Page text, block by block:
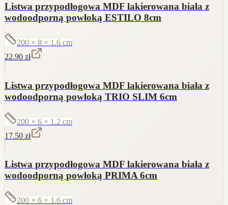
Listwa przypodłogowa MDF lakierowana biała z
wodoodporną powłoką ESTILO 8cm
200 × 8 × 1.6 cm
22.90 zł
Listwa przypodłogowa MDF lakierowana biała z
wodoodporną powłoką TRIO SLIM 6cm
200 × 6 × 1.2 cm
17.50 zł
Listwa przypodłogowa MDF lakierowana biała z
wodoodporną powłoką PRIMA 6cm
200 × 6 × 1.6 cm